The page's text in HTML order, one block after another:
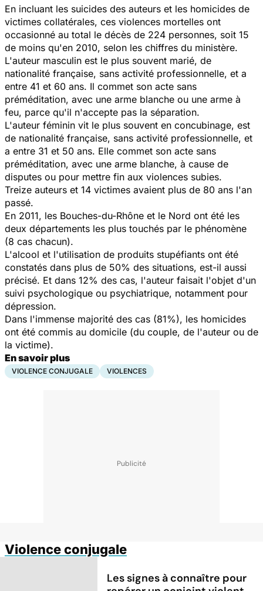
En incluant les suicides des auteurs et les homicides de
victimes collatérales, ces violences mortelles ont
occasionné au total le décès de 224 personnes, soit 15
de moins qu'en 2010, selon les chiffres du ministère.
L'auteur masculin est le plus souvent marié, de
nationalité française, sans activité professionnelle, et a
entre 41 et 60 ans. Il commet son acte sans
préméditation, avec une arme blanche ou une arme à
feu, parce qu'il n'accepte pas la séparation.
L'auteur féminin vit le plus souvent en concubinage, est
de nationalité française, sans activité professionnelle, et
a entre 31 et 50 ans. Elle commet son acte sans
préméditation, avec une arme blanche, à cause de
disputes ou pour mettre fin aux violences subies.
Treize auteurs et 14 victimes avaient plus de 80 ans l'an
passé.
En 2011, les Bouches-du-Rhône et le Nord ont été les
deux départements les plus touchés par le phénomène
(8 cas chacun).
L'alcool et l'utilisation de produits stupéfiants ont été
constatés dans plus de 50% des situations, est-il aussi
précisé. Et dans 12% des cas, l'auteur faisait l'objet d'un
suivi psychologique ou psychiatrique, notamment pour
dépression.
Dans l'immense majorité des cas (81%), les homicides
ont été commis au domicile (du couple, de l'auteur ou de
la victime).
En savoir plus
VIOLENCE CONJUGALE VIOLENCES
Violence conjugale
Les signes à connaître pour